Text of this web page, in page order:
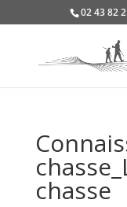
02 43 82
chasse